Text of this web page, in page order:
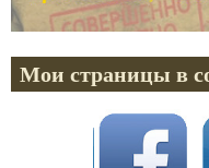
Мои страницы в